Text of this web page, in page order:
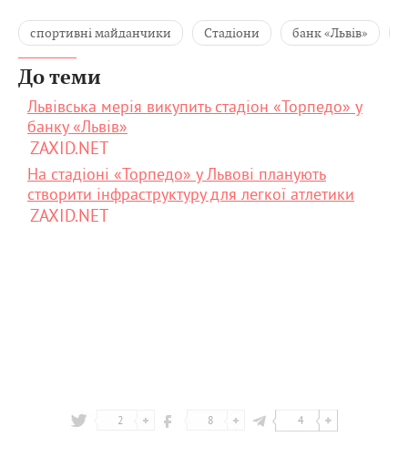
спортивні майданчики Стадіони банк «Львів»
До теми
Львівська мерія викупить стадіон «Торпедо» у
банку «Львів»
ZAXID.NET
На стадіоні «Торпедо» у Львові планують
створити інфраструктуру для легкої атлетики
ZAXID.NET
2 8 4